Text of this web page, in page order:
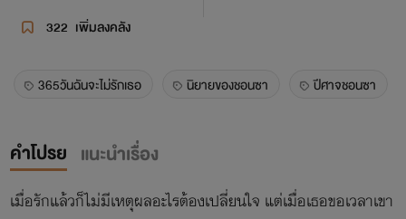
322 เพิ่มลงคลัง
365วันฉันจะไม่รักเธอ นิยายของชอนซา ปีศาจชอนซา
คำโปรย แนะนำเรื่อง
เมื่อรักแล้วก็ไม่มีเหตุผลอะไรต้องเปลี่ยนใจ แต่เมื่อเธอขอเวลาเขา